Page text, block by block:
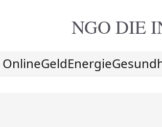
NGO DIE
GeldEnergie